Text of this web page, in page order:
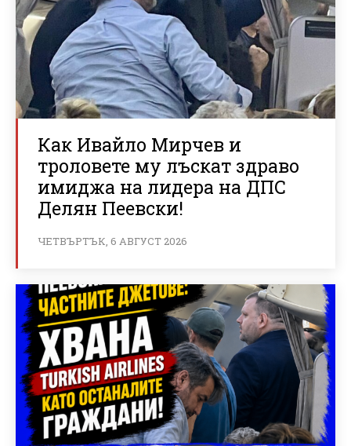
Как Ивайло Мирчев и
троловете му лъскат здраво
имиджа на лидера на ДПС
Делян Пеевски!
ЧЕТВЪРТЪК, 6 АВГУСТ 2026